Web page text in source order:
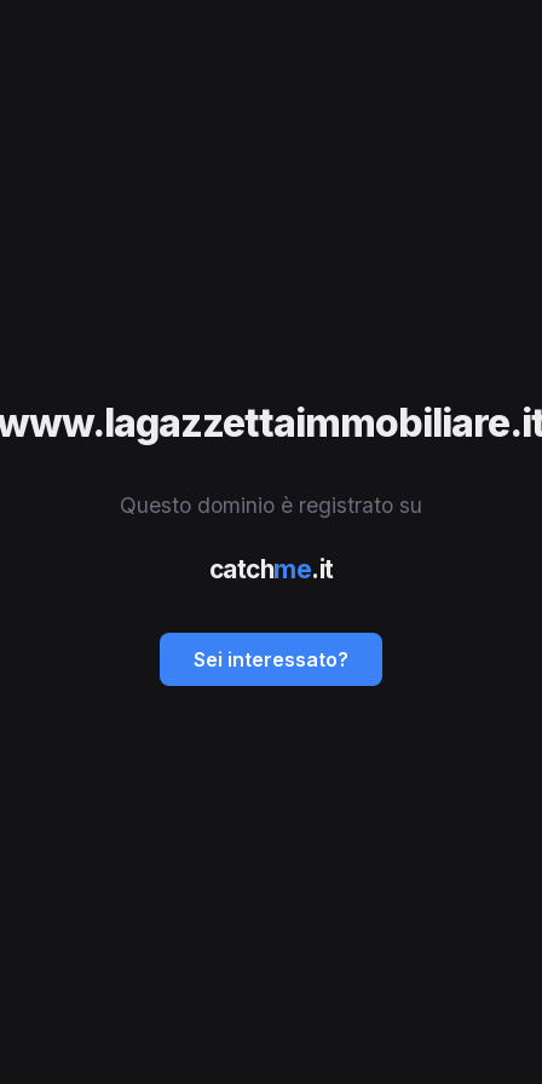
Questo dominio è registrato su
catchme.it
Sei interessato?